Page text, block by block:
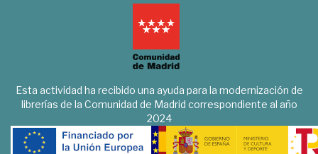
Esta actividad ha recibido una ayuda para la modernización de
librerías de la Comunidad de Madrid correspondiente al año
2024